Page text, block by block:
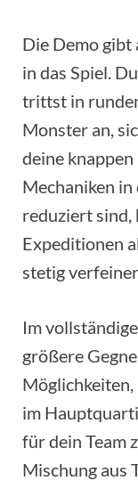
Die Demo
in das Spiel.
trittst in
Monster an,
deine
Mechaniken
reduziert sind,
Expeditionen
stetig
Im
größere
im
für dein Team
Mischung aus